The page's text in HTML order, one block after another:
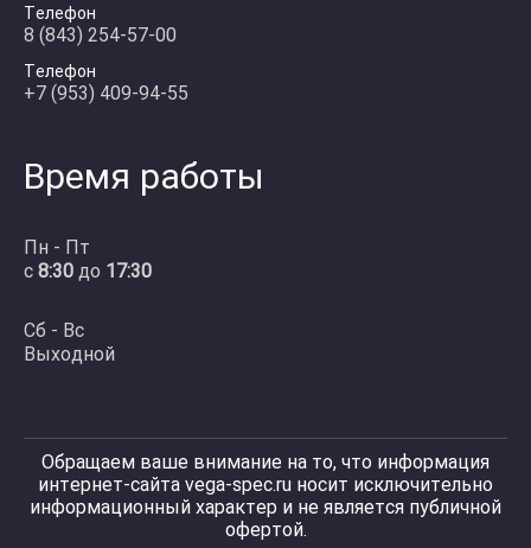
Телефон
8 (843) 254-57-00
Телефон
+7 (953) 409-94-55
Время работы
Пн - Пт
с 8:30 до 17:30
Сб - Вс
Выходной
Обращаем ваше внимание на то, что информация
интернет-сайта vega-spec.ru носит исключительно
информационный характер и не является публичной
офертой.